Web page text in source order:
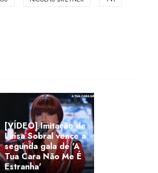
[VÍDEO] Imitação de
Luísa Sobral vence a
segunda gala de 'A
Tua Cara Não Me É
Estranha'